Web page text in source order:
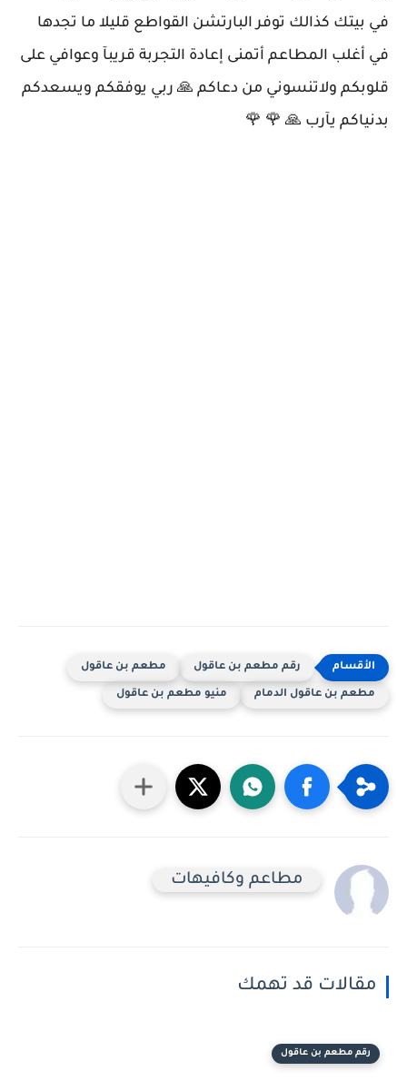
في بيتك كذالك توفر البارتشن القواطع قليلا ما تجدها
في أغلب المطاعم أتمنى إعادة التجربة قريبآ وعوافي على
قلوبكم ولاتنسوني من دعاكم 🙏 ربي يوفقكم ويسعدكم
بدنياكم يآرب 🙏 🌹 🌹
رقم مطعم بن عاقول مطعم بن عاقول
مطعم بن عاقول الدمام منيو مطعم بن عاقول
مطاعم وكافيهات
مقالات قد تهمك
رقم مطعم بن عاقول